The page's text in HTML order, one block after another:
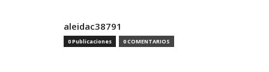
aleidac38791
0 Publicaciones 0 COMENTARIOS